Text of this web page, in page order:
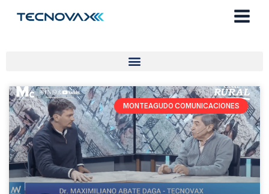
MONTEAGUDO COMUNICACIONES